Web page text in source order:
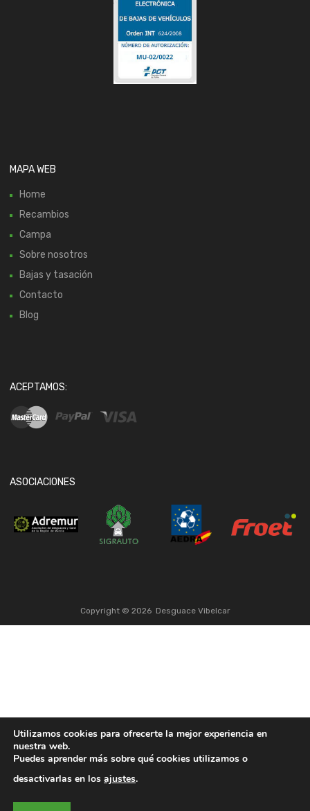
MAPA WEB
Home
Recambios
Campa
Sobre nosotros
Bajas y tasación
Contacto
Blog
ACEPTAMOS:
ASOCIACIONES
Copyright © 2026 Desguace Vibelcar
Utilizamos cookies para ofrecerte la mejor experiencia en
nuestra web.
Puedes aprender más sobre qué cookies utilizamos o
desactivarlas en los ajustes.